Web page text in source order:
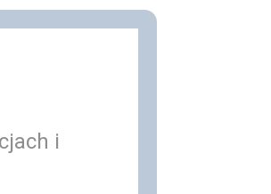
i